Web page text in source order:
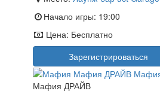
Начало игры: 19:00
Цена: Бесплатно
Зарегистрироваться
Мафия ДРАЙВ